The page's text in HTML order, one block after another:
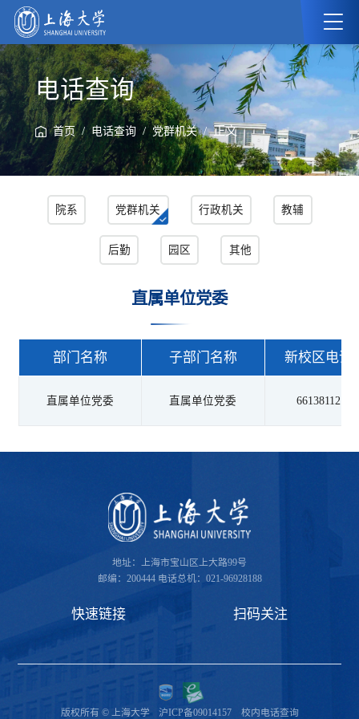
电话查询
首页/电话查询/ 党群机关/ 正文
院系 党群机关 行政机关 教辅
后勤 园区 其他
直属单位党委
部门名称 子部门名称 新校区电话
直属单位党委 直属单位党委 66138112
地址：上海市宝山区上大路99号
邮编：200444 电话总机：021-96928188
快速链接 扫码关注
版权所有 © 上海大学 沪ICP备09014157
校内电话查询